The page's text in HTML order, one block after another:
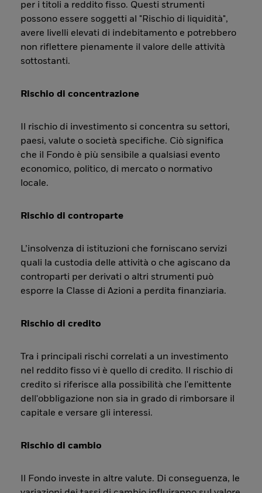
per i titoli a reddito fisso. Questi strumenti
possono essere soggetti al "Rischio di liquidità",
avere livelli elevati di indebitamento e potrebbero
non riflettere pienamente il valore delle attività
sottostanti.
Rischio di concentrazione
Il rischio di investimento si concentra su settori,
paesi, valute o società specifiche. Ciò significa
che il Fondo è più sensibile a qualsiasi evento
economico, politico, di mercato o normativo
locale.
Rischio di controparte
L’insolvenza di istituzioni che forniscano servizi
quali la custodia delle attività o che agiscano da
controparti per derivati o altri strumenti può
esporre la Classe di Azioni a perdita finanziaria.
Rischio di credito
Tra i principali rischi correlati a un investimento
nel reddito fisso vi è quello di credito. Il rischio di
credito si riferisce alla possibilità che l'emittente
dell'obbligazione non sia in grado di rimborsare il
capitale e versare gli interessi.
Rischio di cambio
Il Fondo investe in altre valute. Di conseguenza, le